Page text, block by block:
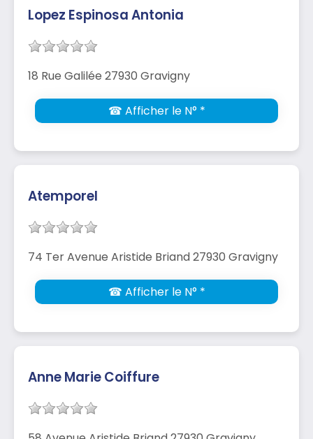
Lopez Espinosa Antonia
18 Rue Galilée 27930 Gravigny
☎ Afficher le N° *
Atemporel
74 Ter Avenue Aristide Briand 27930 Gravigny
☎ Afficher le N° *
Anne Marie Coiffure